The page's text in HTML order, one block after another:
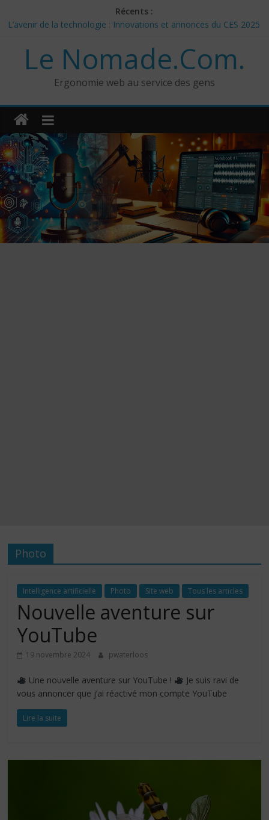
Récents :
L’avenir de la technologie : Innovations et annonces du CES 2025
Les 3 meilleurs réponses de politiciens Canadiens pour Donald
Google Deep Mind – IA : Simulation Mondiale et Défis Éthiques
NotebookLM : Mes commentaires sur 2 mois d’utilisation
CES 2025: Technologies insolites – jour 5
Le Nomade.Com.
Ergonomie web au service des gens
Photo
Intelligence artificielle Photo Site web Tous les articles
Nouvelle aventure sur
YouTube
19 novembre 2024 pwaterloos
Une nouvelle aventure sur YouTube !
Je suis ravi de
vous annoncer que j’ai réactivé mon compte YouTube
Lire la suite